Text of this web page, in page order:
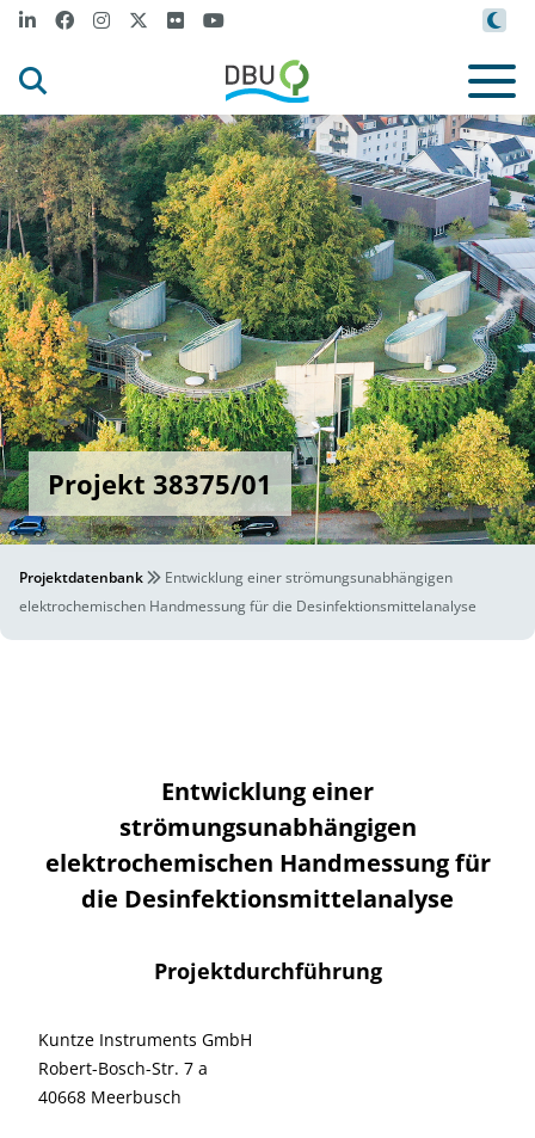
Projekt 38375/01
Projektdatenbank
Entwicklung einer strömungsunabhängigen
elektrochemischen Handmessung für die Desinfektionsmittelanalyse
Entwicklung einer
strömungsunabhängigen
elektrochemischen Handmessung für
die Desinfektionsmittelanalyse
Projektdurchführung
Kuntze Instruments GmbH
Robert-Bosch-Str. 7 a
40668 Meerbusch